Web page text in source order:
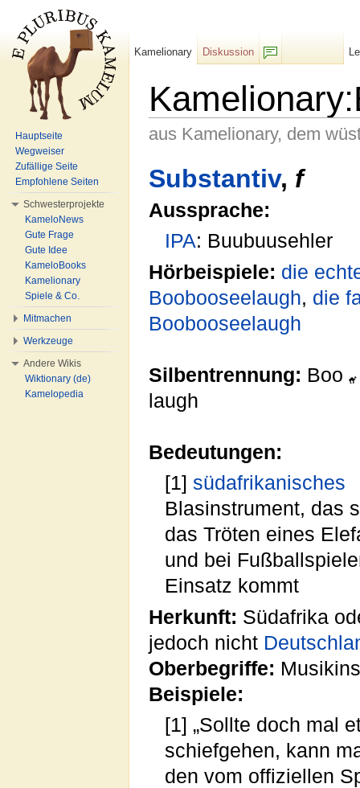
aus Kamelionary, dem
Substantiv, f
Aussprache:
IPA: Buubuusehler
Hörbeispiele: die
Boobooseelaugh, die
Boobooseelaugh
Silbentrennung: Boo
laugh
Bedeutungen:
[1] südafrikanisches
Blasinstrument, das
das Tröten eines
und bei
Einsatz kommt
Herkunft: Südafrika
jedoch nicht
Oberbegriffe:
Beispiele:
[1] „Sollte doch mal
schiefgehen, kann
den vom offiziellen
Kamelionary
Diskussion
Hauptseite
Wegweiser
Zufällige Seite
Empfohlene Seiten
Schwesterprojekte
KameloNews
Gute Frage
Gute Idee
KameloBooks
Kamelionary
Spiele & Co.
Mitmachen
Werkzeuge
Andere Wikis
Wiktionary (de)
Kamelopedia